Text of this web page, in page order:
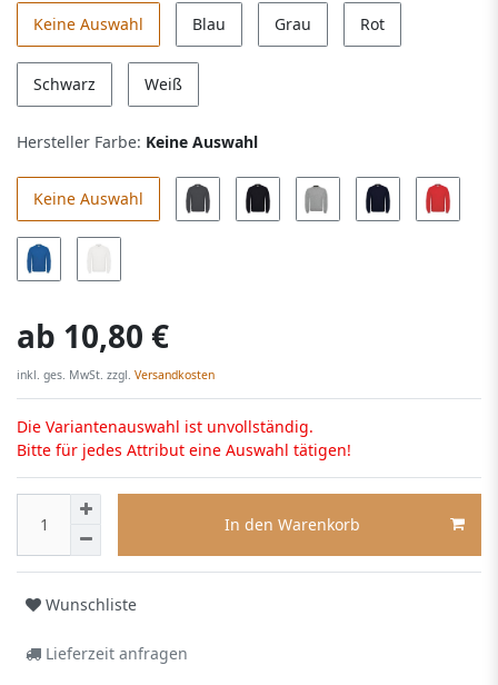
Keine Auswahl Blau Grau Rot
Schwarz Weiß
Hersteller Farbe: Keine Auswahl
Keine Auswahl
ab 10,80 €
inkl. ges. MwSt. zzgl. Versandkosten
Die Variantenauswahl ist unvollständig.
Bitte für jedes Attribut eine Auswahl tätigen!
In den Warenkorb
Wunschliste
Lieferzeit anfragen